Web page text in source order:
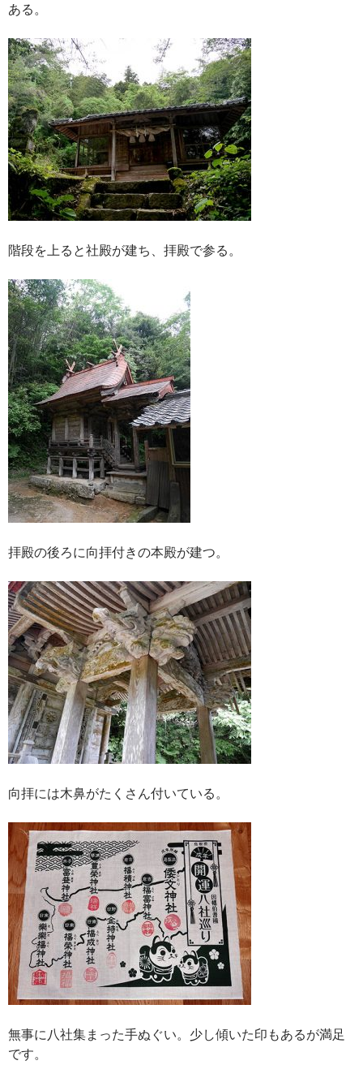
ある。
階段を上ると社殿が建ち、拝殿で参る。
拝殿の後ろに向拝付きの本殿が建つ。
向拝には木鼻がたくさん付いている。
無事に八社集まった手ぬぐい。少し傾いた印もあるが満足
です。